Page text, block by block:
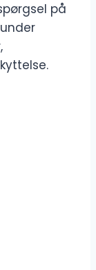
på